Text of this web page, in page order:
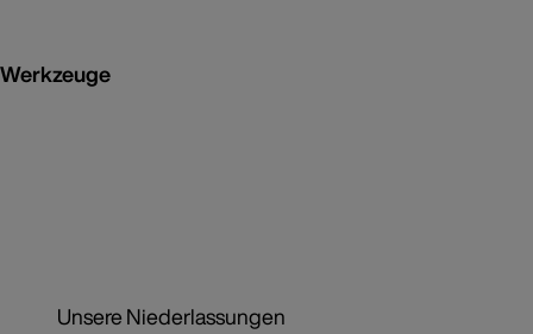
Werkzeuge
Unsere Niederlassungen